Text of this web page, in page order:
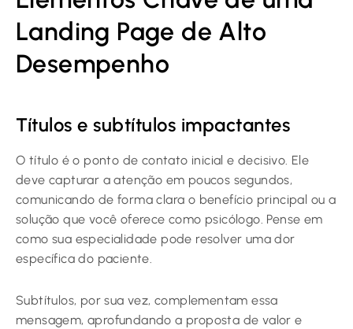
Landing Page de Alto
Desempenho
Títulos e subtítulos impactantes
O título é o ponto de contato inicial e decisivo. Ele
deve capturar a atenção em poucos segundos,
comunicando de forma clara o benefício principal ou a
solução que você oferece como psicólogo. Pense em
como sua especialidade pode resolver uma dor
específica do paciente.
Subtítulos, por sua vez, complementam essa
mensagem, aprofundando a proposta de valor e